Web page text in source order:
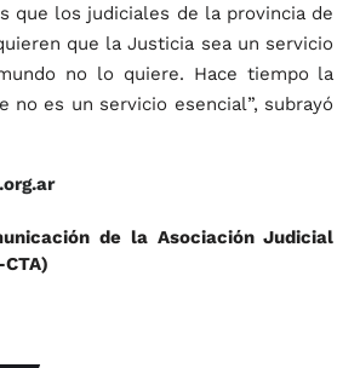
que los judiciales de la provincia de
que la Justicia sea un servicio
no lo quiere. Hace tiempo la
no es un servicio esencial”, subrayó
de la Asociación Judicial